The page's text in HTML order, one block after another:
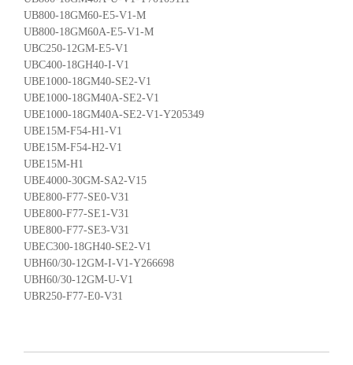
UB800-18GM60-E5-V1-M
UB800-18GM60A-E5-V1-M
UBC250-12GM-E5-V1
UBC400-18GH40-I-V1
UBE1000-18GM40-SE2-V1
UBE1000-18GM40A-SE2-V1
UBE1000-18GM40A-SE2-V1-Y205349
UBE15M-F54-H1-V1
UBE15M-F54-H2-V1
UBE15M-H1
UBE4000-30GM-SA2-V15
UBE800-F77-SE0-V31
UBE800-F77-SE1-V31
UBE800-F77-SE3-V31
UBEC300-18GH40-SE2-V1
UBH60/30-12GM-I-V1-Y266698
UBH60/30-12GM-U-V1
UBR250-F77-E0-V31